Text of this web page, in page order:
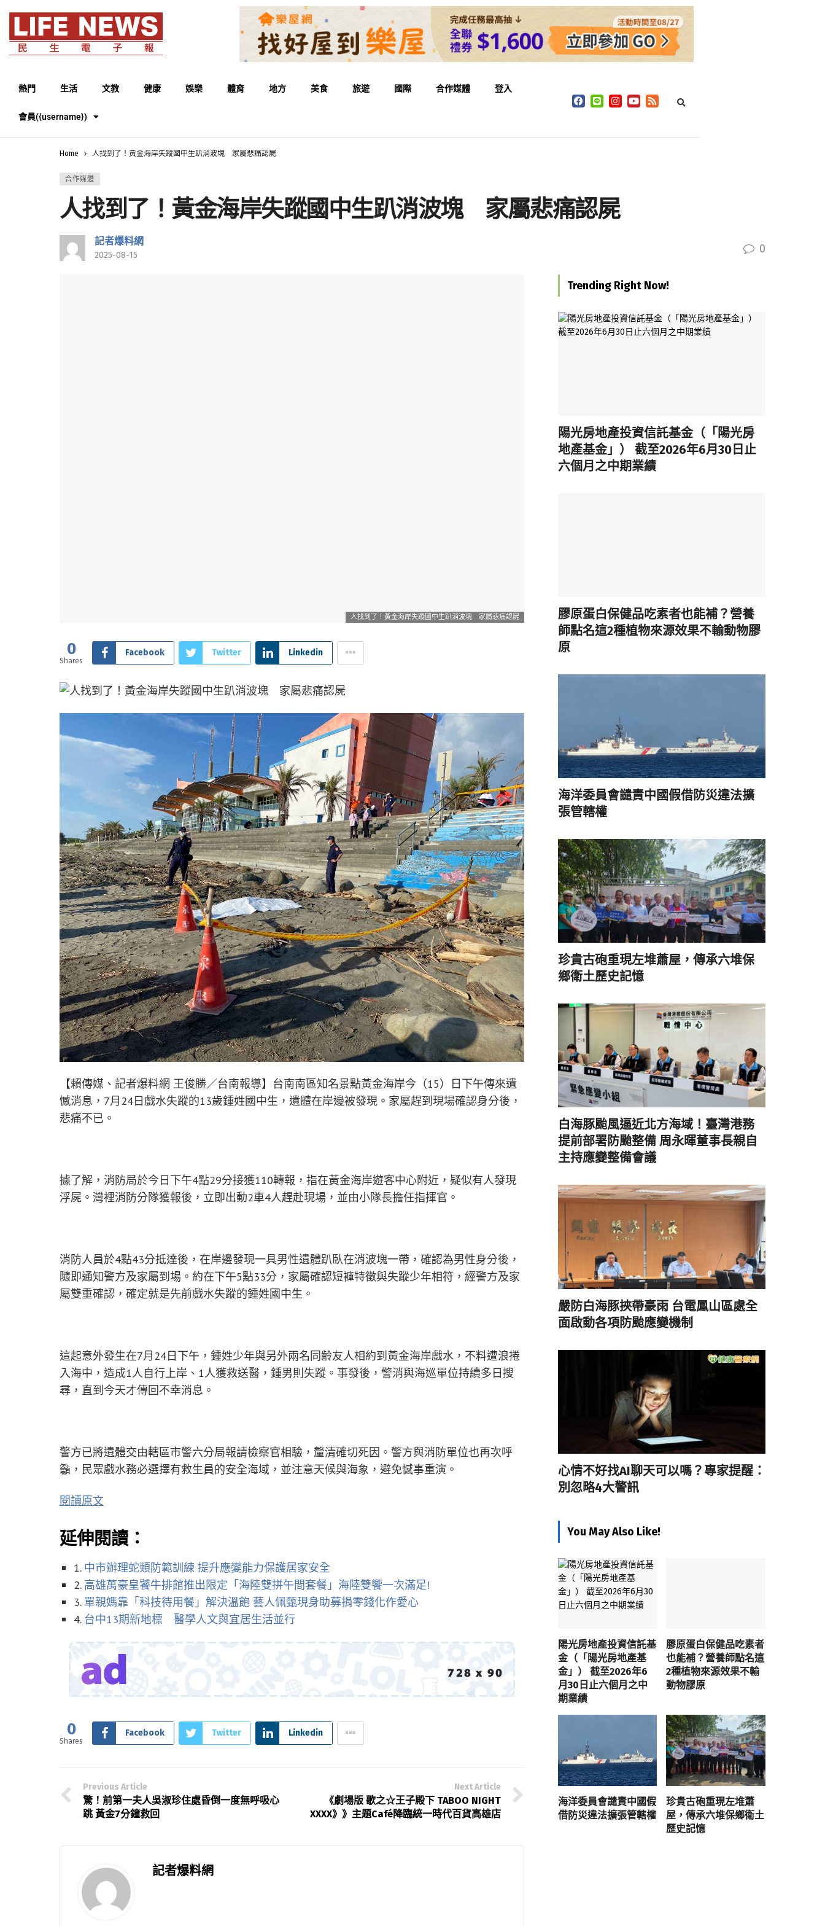
熱門 生活 文教 健康 娛樂 體育 地方 美食 旅遊 國際 合作媒體 登入
會員({username})
Home 人找到了！黃金海岸失蹤國中生趴消波塊 家屬悲痛認屍
合作媒體
人找到了！黃金海岸失蹤國中生趴消波塊 家屬悲痛認屍
記者爆料網
2025-08-15 0
人找到了！黃金海岸失蹤國中生趴消波塊 家屬悲痛認屍
0
Shares
Facebook Twitter Linkedin
【賴傳媒、記者爆料網 王俊勝／台南報導】台南南區知名景點黃金海岸今（15）日下午傳來遺
憾消息，7月24日戲水失蹤的13歲鍾姓國中生，遺體在岸邊被發現。家屬趕到現場確認身分後，
悲痛不已。
據了解，消防局於今日下午4點29分接獲110轉報，指在黃金海岸遊客中心附近，疑似有人發現
浮屍。灣裡消防分隊獲報後，立即出動2車4人趕赴現場，並由小隊長擔任指揮官。
消防人員於4點43分抵達後，在岸邊發現一具男性遺體趴臥在消波塊一帶，確認為男性身分後，
隨即通知警方及家屬到場。約在下午5點33分，家屬確認短褲特徵與失蹤少年相符，經警方及家
屬雙重確認，確定就是先前戲水失蹤的鍾姓國中生。
這起意外發生在7月24日下午，鍾姓少年與另外兩名同齡友人相約到黃金海岸戲水，不料遭浪捲
入海中，造成1人自行上岸、1人獲救送醫，鍾男則失蹤。事發後，警消與海巡單位持續多日搜
尋，直到今天才傳回不幸消息。
警方已將遺體交由轄區市警六分局報請檢察官相驗，釐清確切死因。警方與消防單位也再次呼
籲，民眾戲水務必選擇有救生員的安全海域，並注意天候與海象，避免憾事重演。
閱讀原文
延伸閱讀：
1. 中市辦理蛇類防範訓練 提升應變能力保護居家安全
2. 高雄萬豪皇饕牛排館推出限定「海陸雙拼午間套餐」海陸雙饗一次滿足!
3. 單親媽靠「科技待用餐」解決溫飽 藝人佩甄現身助募捐零錢化作愛心
4. 台中13期新地標 醫學人文與宜居生活並行
0
Shares
Facebook Twitter Linkedin
Previous Article
驚！前第一夫人吳淑珍住處昏倒一度無呼吸心
跳 黃金7分鐘救回
Next Article
《劇場版 歌之☆王子殿下 TABOO NIGHT
XXXX》》主題Café降臨統一時代百貨高雄店
記者爆料網
Trending Right Now!
陽光房地產投資信託基金（「陽光房
地產基金」） 截至2026年6月30日止
六個月之中期業績
膠原蛋白保健品吃素者也能補？營養
師點名這2種植物來源效果不輸動物膠
原
海洋委員會譴責中國假借防災違法擴
張管轄權
珍貴古砲重現左堆蕭屋，傳承六堆保
鄉衛土歷史記憶
白海豚颱風逼近北方海域！臺灣港務
提前部署防颱整備 周永暉董事長親自
主持應變整備會議
嚴防白海豚挾帶豪雨 台電鳳山區處全
面啟動各項防颱應變機制
心情不好找AI聊天可以嗎？專家提醒：
別忽略4大警訊
You May Also Like!
陽光房地產投資信託基
金（「陽光房地產基
金」） 截至2026年6
月30日止六個月之中
期業績
膠原蛋白保健品吃素者
也能補？營養師點名這
2種植物來源效果不輸
動物膠原
海洋委員會譴責中國假
借防災違法擴張管轄權
珍貴古砲重現左堆蕭
屋，傳承六堆保鄉衛土
歷史記憶